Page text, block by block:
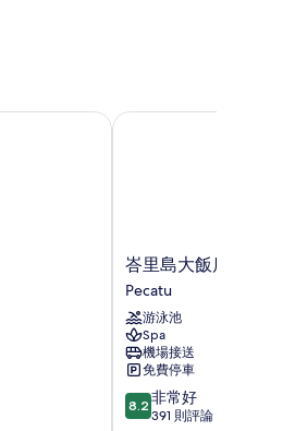
峇
里
島
大
飯
店
Pecatu
峇里島大飯店
Pecatu
游泳池
Spa
機場接送
免費停車
8.2
分，
8.2 非常好
391 則評論
峇里島大飯店